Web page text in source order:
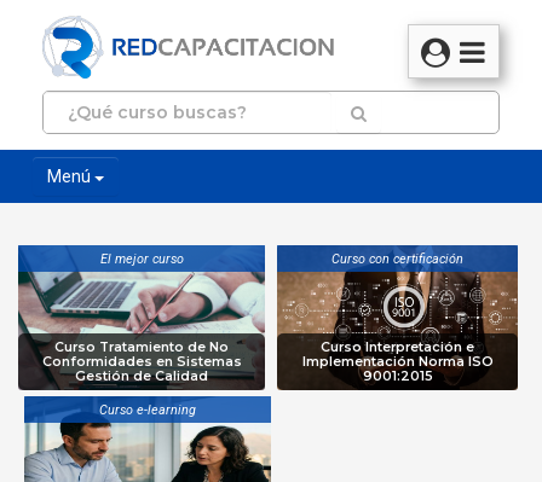
Menú
El mejor curso
Curso Tratamiento de No
Conformidades en Sistemas
Gestión de Calidad
Curso con certificación
Curso Interpretación e
Implementación Norma ISO
9001:2015
Curso e-learning